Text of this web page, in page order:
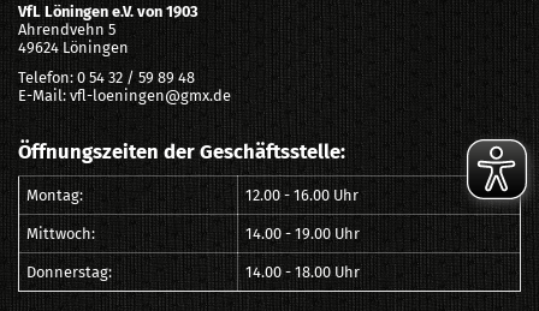
VfL Löningen e.V. von 1903
Ahrendvehn 5
49624 Löningen
Telefon: 0 54 32 / 59 89 48
E-Mail: vfl-loeningen@gmx.de
Öffnungszeiten der Geschäftsstelle:
Montag: 12.00 - 16.00 Uhr
Mittwoch: 14.00 - 19.00 Uhr
Donnerstag: 14.00 - 18.00 Uhr